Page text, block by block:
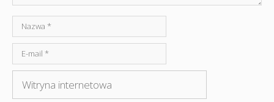
Nazwa
mail
internetowa